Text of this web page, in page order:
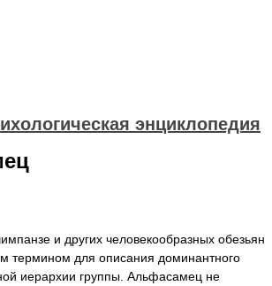
энциклопедия
и других человекообразных обезьян
термином для описания доминантного
иерархии группы. Альфасамец не